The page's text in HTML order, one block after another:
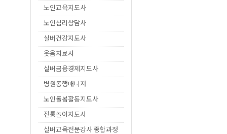
노인교육지도사
노인심리상담사
실버건강지도사
웃음치료사
실버금융경제지도사
병원동행매니저
노인돌봄활동지도사
전통놀이지도사
실버교육전문강사 종합과정